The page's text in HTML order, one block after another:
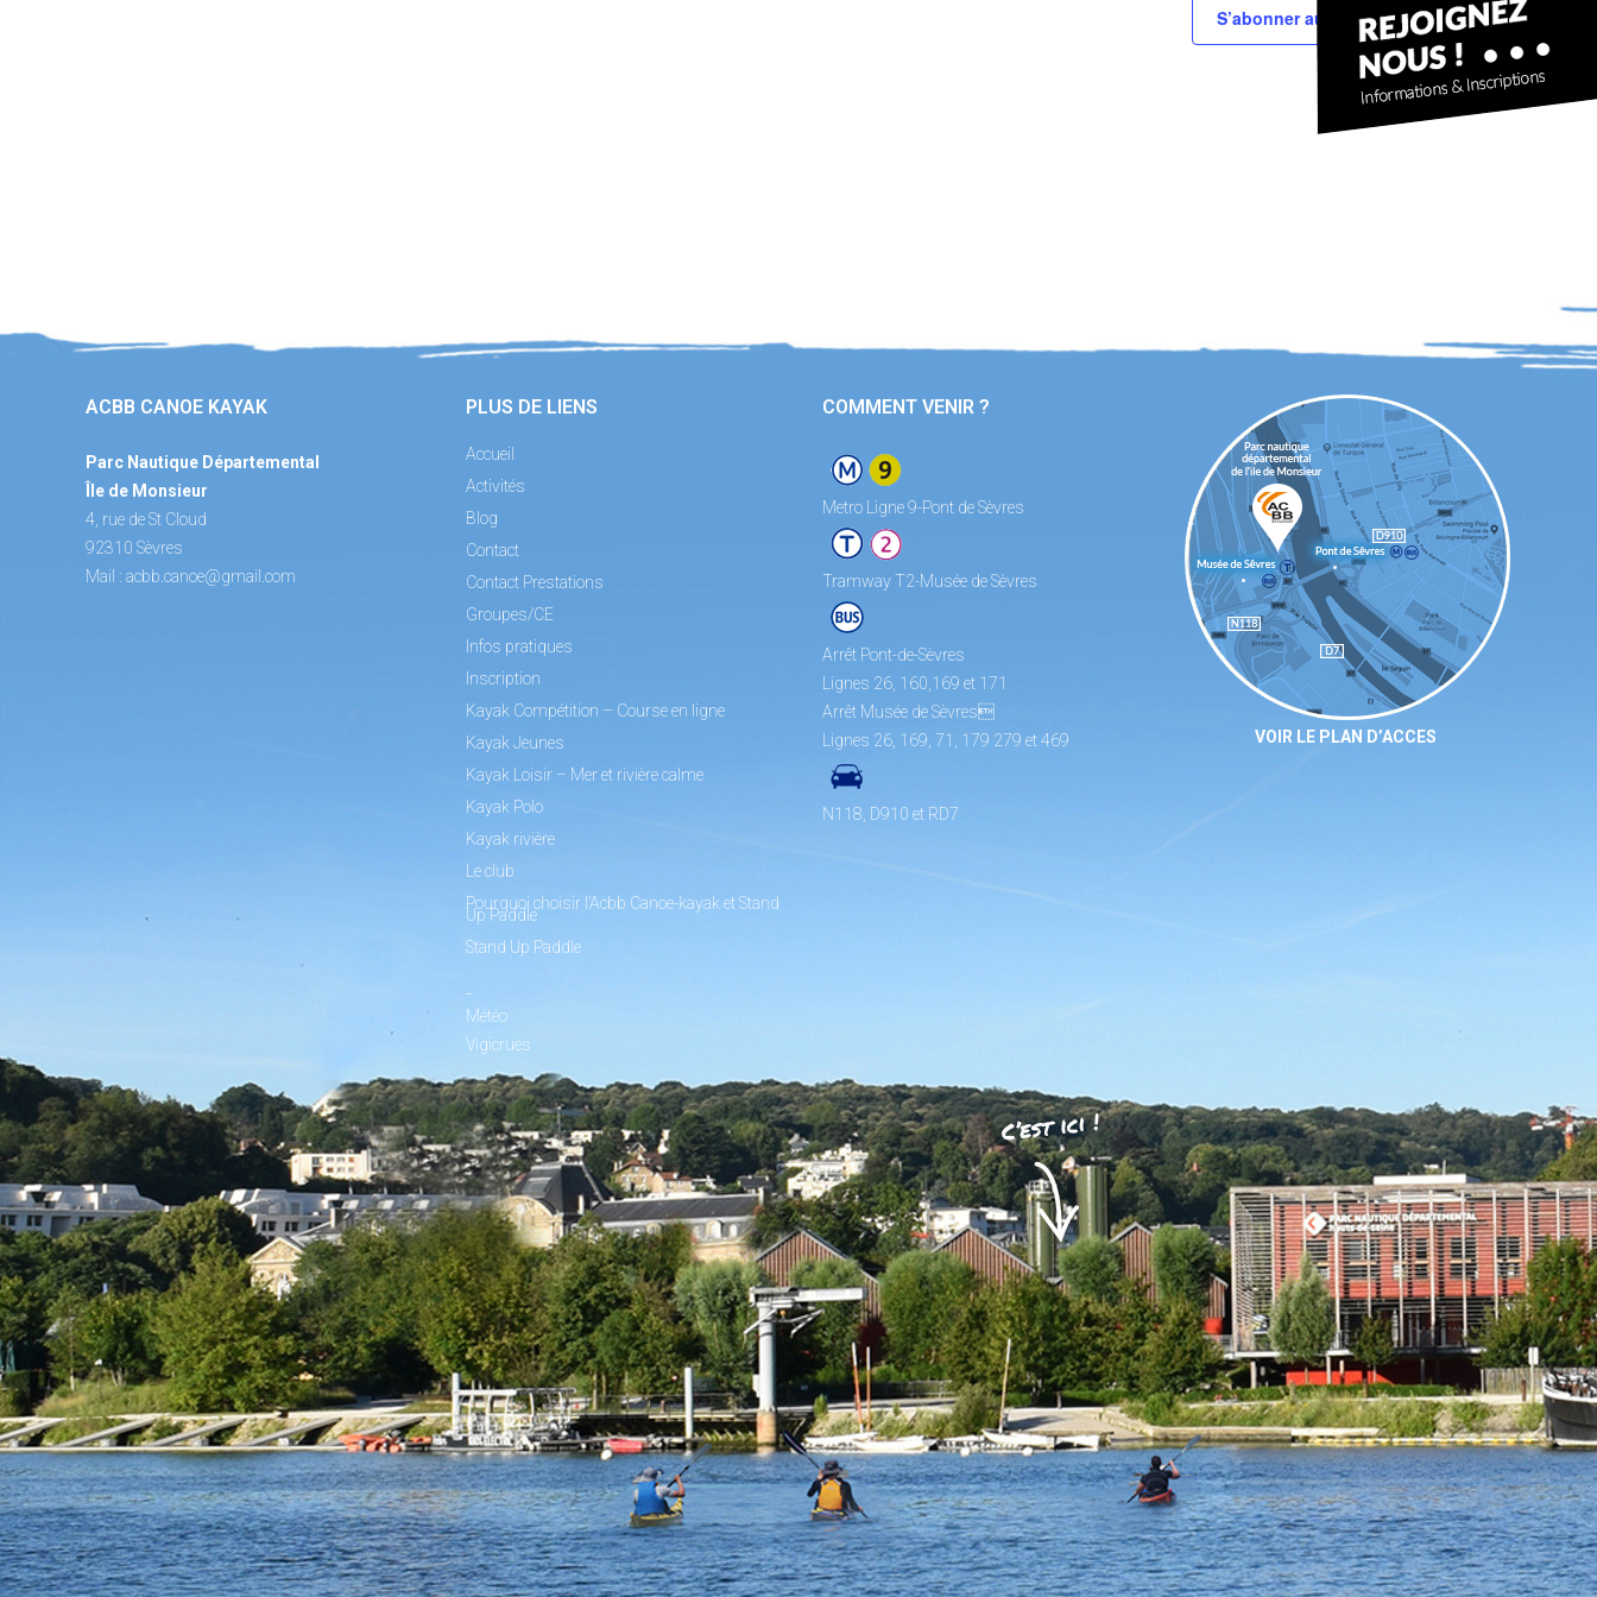
S’abonner au calendrier
ACBB CANOE KAYAK
Parc Nautique Départemental
Île de Monsieur
4, rue de St Cloud
92310 Sèvres
Mail : acbb.canoe@gmail.com
PLUS DE LIENS
Accueil
Activités
Blog
Contact
Contact Prestations
Groupes/CE
Infos pratiques
Inscription
Kayak Compétition – Course en ligne
Kayak Jeunes
Kayak Loisir – Mer et rivière calme
Kayak Polo
Kayak rivière
Le club
Pourquoi choisir l’Acbb Canoe-kayak et Stand
Up Paddle
Stand Up Paddle
Météo
Vigicrues
COMMENT VENIR ?
Metro Ligne 9-Pont de Sèvres
Tramway T2-Musée de Sèvres
Arrêt Pont-de-Sèvres
Lignes 26, 160,169 et 171
Arrêt Musée de Sèvres
Lignes 26, 169, 71, 179 279 et 469
N118, D910 et RD7
VOIR LE PLAN D’ACCES